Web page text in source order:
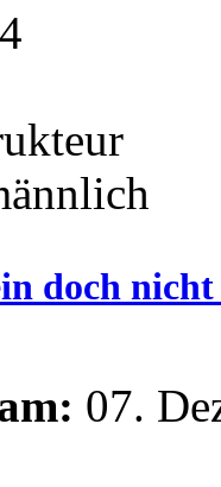
doch nicht
07.